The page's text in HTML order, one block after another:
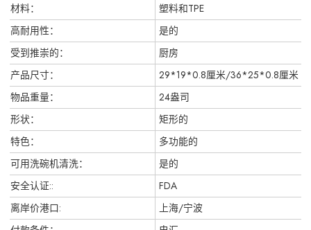
材料：
塑料和TPE
高耐用性：
是的
受到推崇的：
厨房
产品尺寸：
29*19*0.8厘米/36*25*0.8厘米
物品重量：
24盎司
形状：
矩形的
特色：
多功能的
可用洗碗机清洗：
是的
安全认证::
FDA
离岸价港口:
上海/宁波